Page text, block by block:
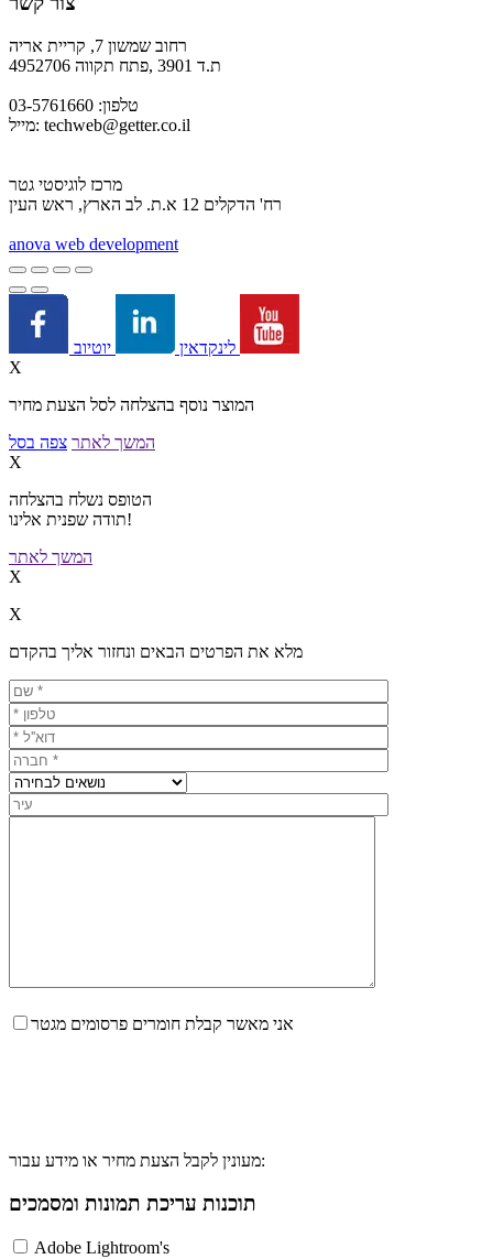
רחוב שמשון 7, קריית אריה
ת.ד 3901 ,פתח תקווה 4952706
טלפון: 03-5761660
מייל: techweb@getter.co.il
מרכז לוגיסטי גטר
רח' הדקלים 12 א.ת. לב הארץ, ראש העין
anova web development
לינקדאין
X
המוצר נוסף בהצלחה לסל הצעת מחיר
המשך לאתר צפה בסל
X
הטופס נשלח בהצלחה
תודה שפנית אלינו!
המשך לאתר
X
X
מלא את הפרטים הבאים ונחזור אליך בהקדם
אני מאשר קבלת חומרים פרסומים מגטר
מעונין לקבל הצעת מחיר או מידע עבור:
תוכנות עריכת תמונות ומסמכים
Adobe Lightroom's